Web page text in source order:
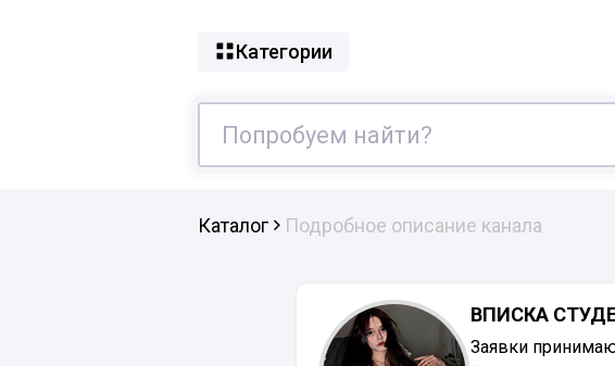
Категории
Каталог Подробное описание канала
ВПИСКА
Заявки